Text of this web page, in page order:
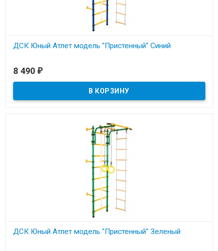
ДСК Юный Атлет модель "Пристенный" Синий
креплением к стене. Нагрузка до 100кг.
8 490 ₽
ДСК Юный Атлет модель "Пристенный" Зеленый